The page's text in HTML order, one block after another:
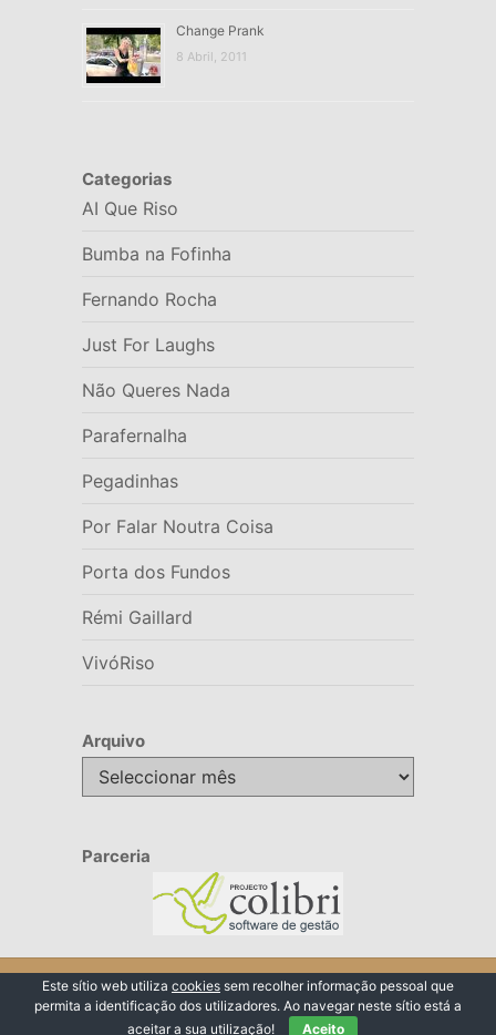
Change Prank
8 Abril, 2011
Categorias
AI Que Riso
Bumba na Fofinha
Fernando Rocha
Just For Laughs
Não Queres Nada
Parafernalha
Pegadinhas
Por Falar Noutra Coisa
Porta dos Fundos
Rémi Gaillard
VivóRiso
Arquivo
Arquivo
Parceria
© 2026 VivóRiso
Voltar ao Topo ↑
Este sítio web utiliza cookies sem recolher informação pessoal que
permita a identificação dos utilizadores. Ao navegar neste sítio está a
aceitar a sua utilização!
Aceito